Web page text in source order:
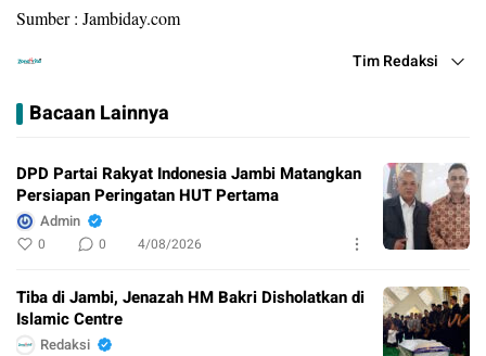
Sumber : Jambiday.com
Tim Redaksi
Bacaan Lainnya
DPD Partai Rakyat Indonesia Jambi Matangkan
Persiapan Peringatan HUT Pertama
Admin
0 0 4/08/2026
Tiba di Jambi, Jenazah HM Bakri Disholatkan di
Islamic Centre
Redaksi